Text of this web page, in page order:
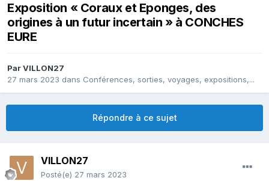
Exposition « Coraux et Eponges, des
origines à un futur incertain » à CONCHES
EURE
ParVILLON27
27 mars 2023 dans Conférences, sorties, voyages, expositions,...
Répondre à ce sujet
VILLON27
Posté(e) 27 mars 2023